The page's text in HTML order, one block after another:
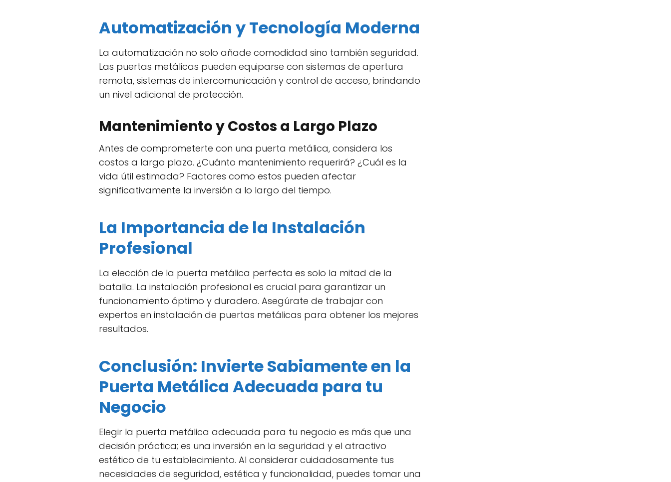
Automatización y Tecnología Moderna
La automatización no solo añade comodidad sino también seguridad.
Las puertas metálicas pueden equiparse con sistemas de apertura
remota, sistemas de intercomunicación y control de acceso, brindando
un nivel adicional de protección.
Mantenimiento y Costos a Largo Plazo
Antes de comprometerte con una puerta metálica, considera los
costos a largo plazo. ¿Cuánto mantenimiento requerirá? ¿Cuál es la
vida útil estimada? Factores como estos pueden afectar
significativamente la inversión a lo largo del tiempo.
La Importancia de la Instalación
Profesional
La elección de la puerta metálica perfecta es solo la mitad de la
batalla. La instalación profesional es crucial para garantizar un
funcionamiento óptimo y duradero. Asegúrate de trabajar con
expertos en instalación de puertas metálicas para obtener los mejores
resultados.
Conclusión: Invierte Sabiamente en la
Puerta Metálica Adecuada para tu
Negocio
Elegir la puerta metálica adecuada para tu negocio es más que una
decisión práctica; es una inversión en la seguridad y el atractivo
estético de tu establecimiento. Al considerar cuidadosamente tus
necesidades de seguridad, estética y funcionalidad, puedes tomar una